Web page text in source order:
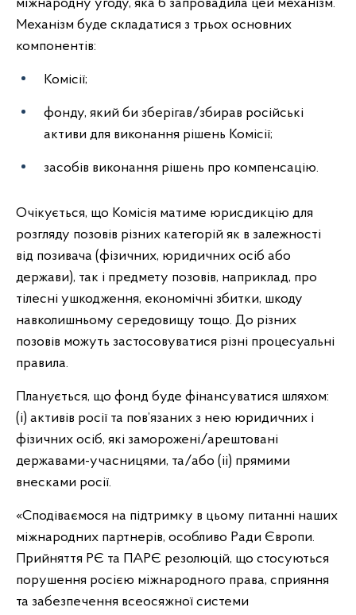
міжнародну угоду, яка б запровадила цей механізм.
Механізм буде складатися з трьох основних
компонентів:
Комісії;
фонду, який би зберігав/збирав російські
активи для виконання рішень Комісії;
засобів виконання рішень про компенсацію.
Очікується, що Комісія матиме юрисдикцію для
розгляду позовів різних категорій як в залежності
від позивача (фізичних, юридичних осіб або
держави), так і предмету позовів, наприклад, про
тілесні ушкодження, економічні збитки, шкоду
навколишньому середовищу тощо. До різних
позовів можуть застосовуватися різні процесуальні
правила.
Планується, що фонд буде фінансуватися шляхом:
(i) активів росії та пов’язаних з нею юридичних і
фізичних осіб, які заморожені/арештовані
державами-учасницями, та/або (ii) прямими
внесками росії.
«Сподіваємося на підтримку в цьому питанні наших
міжнародних партнерів, особливо Ради Європи.
Прийняття РЄ та ПАРЄ резолюцій, що стосуються
порушення росією міжнародного права, сприяння
та забезпечення всеосяжної системи